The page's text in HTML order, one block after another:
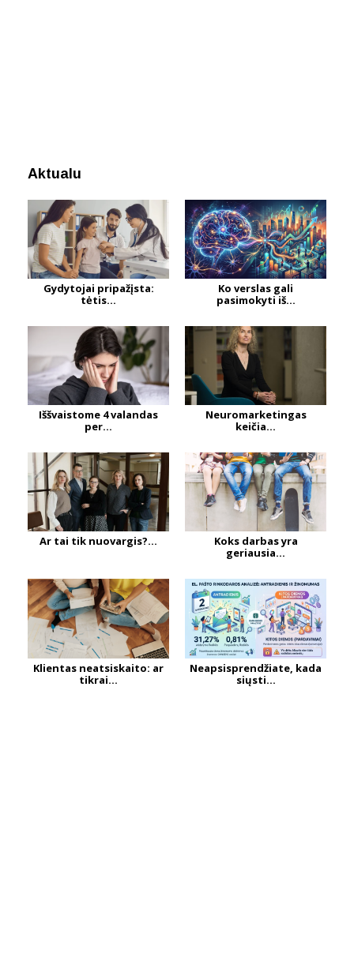
Aktualu
Gydytojai pripažįsta:
tėtis...
Ko verslas gali
pasimokyti iš...
Iššvaistome 4 valandas
per...
Neuromarketingas
keičia...
Ar tai tik nuovargis?...
Koks darbas yra
geriausia...
Klientas neatsiskaito: ar
tikrai...
Neapsisprendžiate, kada
siųsti...